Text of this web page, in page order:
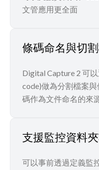
文管應用更全面
條碼命名與切
Digital Capture 2 可
code)做為分割檔案
碼作為文件命名的來
支援監控資料
可以事前透過定義監